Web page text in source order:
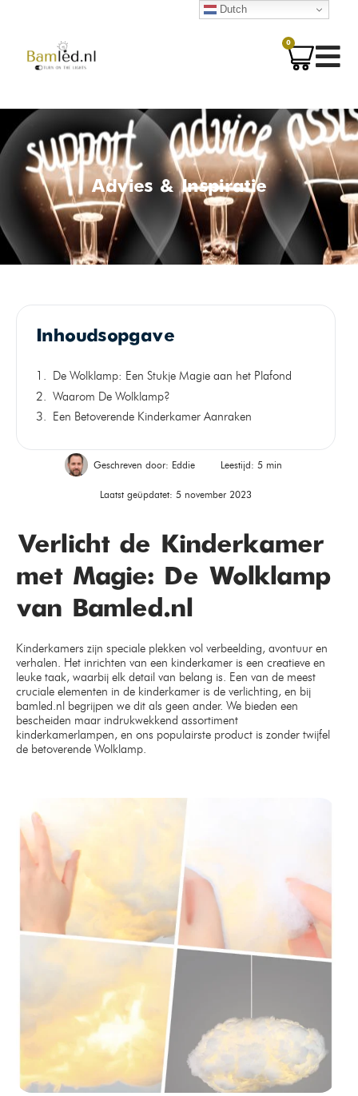
0
Advies & Inspiratie
Geschreven door: Eddie Leestijd: 5 min
Laatst geüpdatet: 5 november 2023
Verlicht de Kinderkamer
met Magie: De Wolklamp
van Bamled.nl
Kinderkamers zijn speciale plekken vol verbeelding, avontuur en
verhalen. Het inrichten van een kinderkamer is een creatieve en
leuke taak, waarbij elk detail van belang is. Een van de meest
cruciale elementen in de kinderkamer is de verlichting, en bij
bamled.nl begrijpen we dit als geen ander. We bieden een
bescheiden maar indrukwekkend assortiment
kinderkamerlampen, en ons populairste product is zonder twijfel
de betoverende Wolklamp.
Inhoudsopgave
De Wolklamp: Een Stukje Magie aan het Plafond
Waarom De Wolklamp?
Een Betoverende Kinderkamer Aanraken
Dutch